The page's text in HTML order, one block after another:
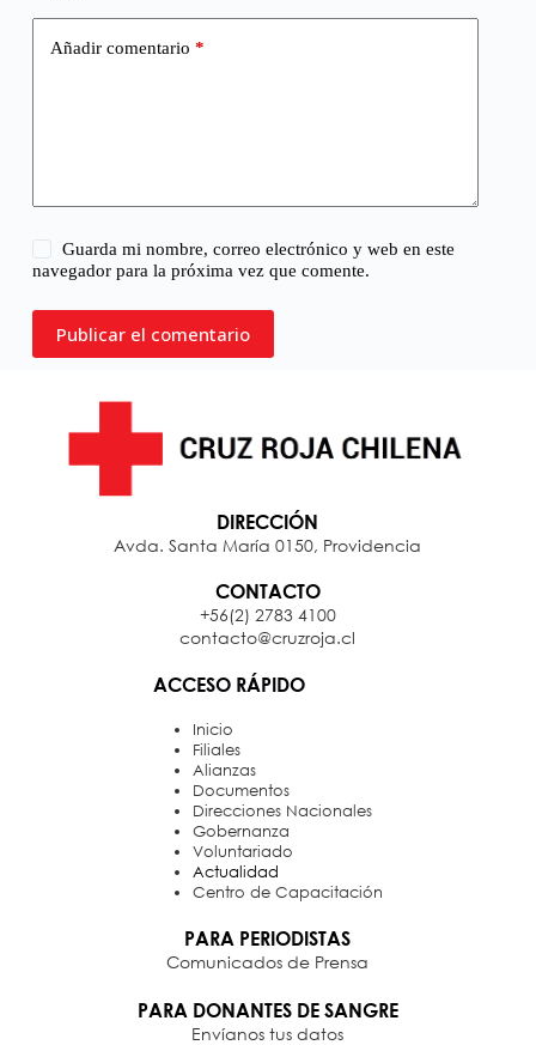
Añadir comentario *
Guarda mi nombre, correo electrónico y web en este
navegador para la próxima vez que comente.
Publicar el comentario
DIRECCIÓN
Avda. Santa María 0150, Providencia
CONTACTO
+56(2) 2783 4100
contacto@cruzroja.cl
ACCESO RÁPIDO
Inicio
Filiales
Alianzas
Documentos
Direcciones Nacionales
Gobernanza
Voluntariado
Actualidad
Centro de Capacitación
PARA PERIODISTAS
Comunicados de Prensa
PARA DONANTES DE SANGRE
Envíanos tus datos